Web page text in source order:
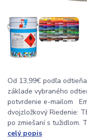
Od 13,99€ podľa
základe vybraného
potvrdenie e-mailom
dvojzložkový Riedenie:
po zmiešaní s tužidlom.
celý popis